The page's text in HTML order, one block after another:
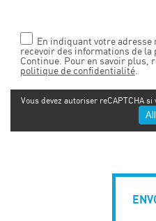
En indiquant votre adresse
recevoir des informations de la
Continue. Pour en savoir plus,
politique de confidentialité
Vous devez autoriser reCAPTCHA